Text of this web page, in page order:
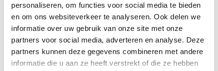
personaliseren, om functies voor social media te bieden
en om ons websiteverkeer te analyseren. Ook delen we
informatie over uw gebruik van onze site met onze
partners voor social media, adverteren en analyse. Deze
partners kunnen deze gegevens combineren met andere
informatie die u aan ze heeft verstrekt of die ze hebben